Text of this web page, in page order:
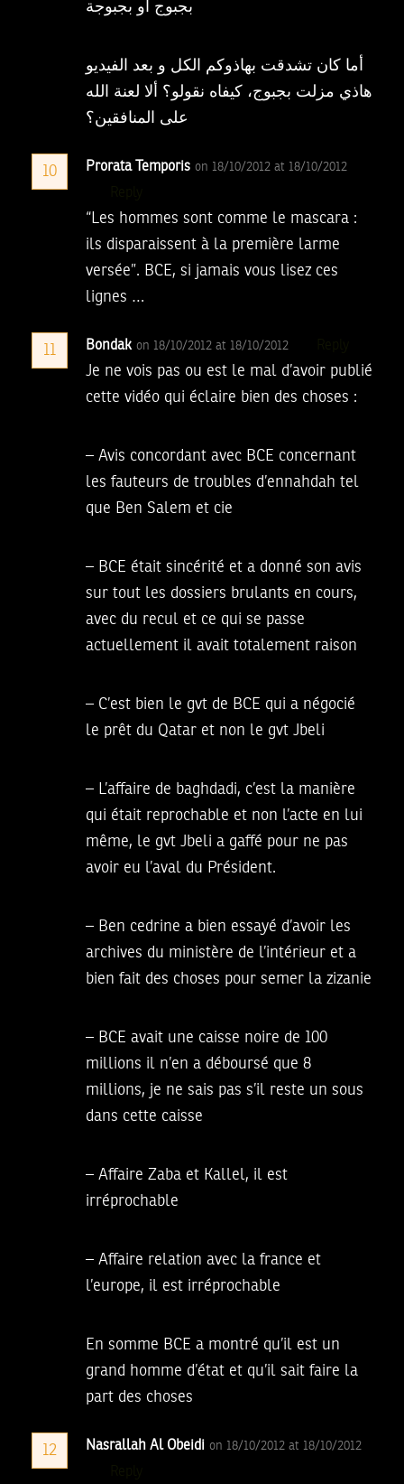
بجبوج أو بجبوجة
أما كان تشدقت بهاذوكم الكل و بعد الفيديو
هاذي مزلت بجبوج، كيفاه نقولو؟ ألا لعنة الله
على المنافقين؟
10 Prorata Temporis on 18/10/2012 at 18/10/2012
“Les hommes sont comme le mascara :
ils disparaissent à la première larme
versée”. BCE, si jamais vous lisez ces
lignes …
11 Bondak on 18/10/2012 at 18/10/2012
Je ne vois pas ou est le mal d’avoir publié
cette vidéo qui éclaire bien des choses :
– Avis concordant avec BCE concernant
les fauteurs de troubles d’ennahdah tel
que Ben Salem et cie
– BCE était sincérité et a donné son avis
sur tout les dossiers brulants en cours,
avec du recul et ce qui se passe
actuellement il avait totalement raison
– C’est bien le gvt de BCE qui a négocié
le prêt du Qatar et non le gvt Jbeli
– L’affaire de baghdadi, c’est la manière
qui était reprochable et non l’acte en lui
même, le gvt Jbeli a gaffé pour ne pas
avoir eu l’aval du Président.
– Ben cedrine a bien essayé d’avoir les
archives du ministère de l’intérieur et a
bien fait des choses pour semer la zizanie
– BCE avait une caisse noire de 100
millions il n’en a déboursé que 8
millions, je ne sais pas s’il reste un sous
dans cette caisse
– Affaire Zaba et Kallel, il est
irréprochable
– Affaire relation avec la france et
l’europe, il est irréprochable
En somme BCE a montré qu’il est un
grand homme d’état et qu’il sait faire la
part des choses
12 Nasrallah Al Obeidi on 18/10/2012 at 18/10/2012